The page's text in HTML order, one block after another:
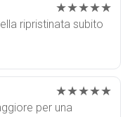
★★★★★
ripristinata subito
★★★★★
per una